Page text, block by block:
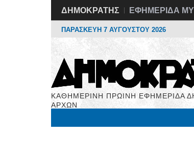
ΔΗΜΟΚΡΑΤΗΣ ΕΦΗΜΕΡΙΔΑ
ΠΑΡΑΣΚΕΥΗ 7 ΑΥΓΟΥΣΤΟΥ 2026
ΚΑΘΗΜΕΡΙΝΗ ΠΡΩΙΝΗ ΕΦΗΜΕΡΙΔΑ
ΑΡΧΩΝ